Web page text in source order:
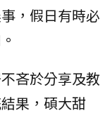
，假日有時必
吝於分享及教
果，碩大甜